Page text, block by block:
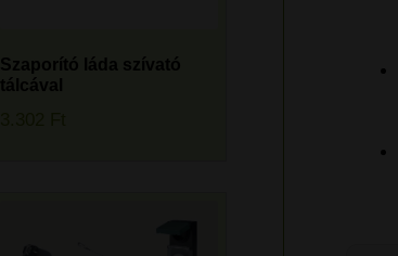
Szaporító láda szívató
tálcával